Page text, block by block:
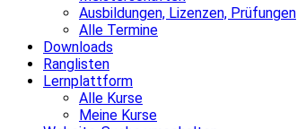
Ausbildungen, Lizenzen, Prüfungen
Alle Termine
Downloads
Ranglisten
Lernplattform
Alle Kurse
Meine Kurse